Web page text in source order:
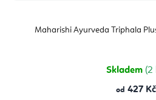
Maharishi Ayurveda Triphala
Skladem (2
od 427 Kč